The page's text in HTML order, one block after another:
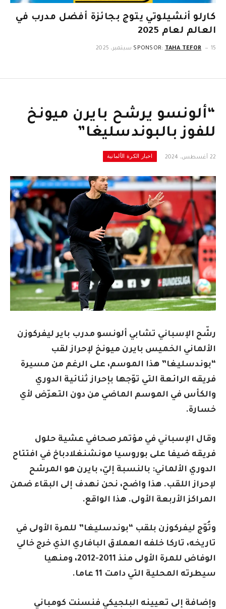
كارلو أنشيلوتي يتوج بجائزة أفضل مدرب في
العالم لعام 2025
SPONSOR: TAHA TEFOR 15 سبتمبر، 2025
“ألونسو يرشح بايرن ميونخ
للفوز بالبوندسليغا”
22 أغسطس، 2024 اخبار الكرة الألمانية
رشّح الإسباني تشابي ألونسو مدرب باير ليفركوزن
الألماني الخميس بايرن ميونخ لإحراز لقب
“بوندسليغا” هذا الموسم، على الرغم من مسيرة
فريقه الرائعة التي توّجها بإحراز ثنائية الدوري
والكأس في الموسم الماضي من دون التعرّض لأي
خسارة.
وقال الإسباني في مؤتمر صحافي عشية حلول
فريقه ضيفا على بوروسيا مونشنغلادباخ في افتتاح
الدوري الألماني: بالنسبة إليّ، بايرن هو المرشح
لإحراز اللقب. هذا واضح، نحن نهدف إلى البقاء ضمن
المراكز الأربعة الأولى. هذا الواقع.
وتُوّج ليفركوزن بلقب “بوندسليغا” للمرة الأولى في
تاريخه، تاركا خلفه العملاق البافاري الذي خرج خالي
الوفاض للمرة الأولى منذ 2011-2012، ومنهيا
سيطرته المحلية التي دامت 11 عاما.
وإضافة إلى تعيينه البلجيكي فنسنت كومباني